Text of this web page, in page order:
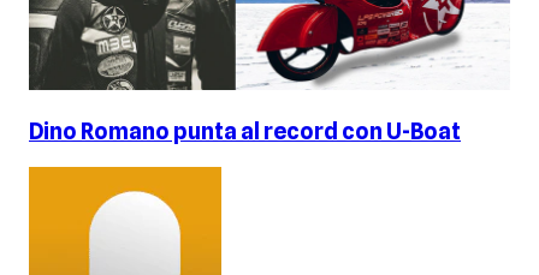
Dino Romano punta al record con U-Boat